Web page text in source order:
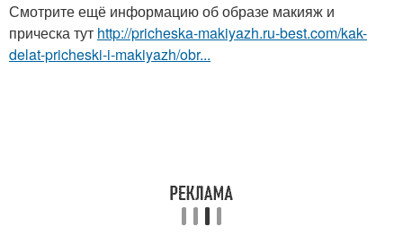
Смотрите ещё информацию об образе макияж и
прическа тут http://pricheska-makiyazh.ru-best.com/kak-
delat-pricheski-i-makiyazh/obr...